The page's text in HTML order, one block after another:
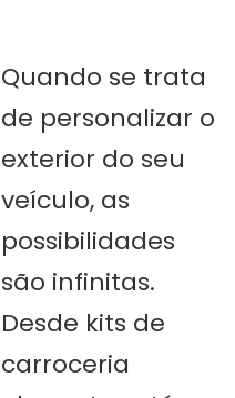
Quando se trata
de personalizar o
exterior do seu
veículo, as
possibilidades
são infinitas.
Desde kits de
carroceria